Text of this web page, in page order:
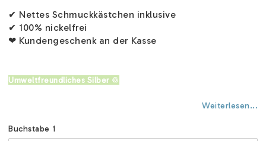
✔ Nettes Schmuckkästchen inklusive
✔ 100% nickelfrei
❤ Kundengeschenk an der Kasse
Umweltfreundliches Silber ♲
Weiterlesen...
Buchstabe 1